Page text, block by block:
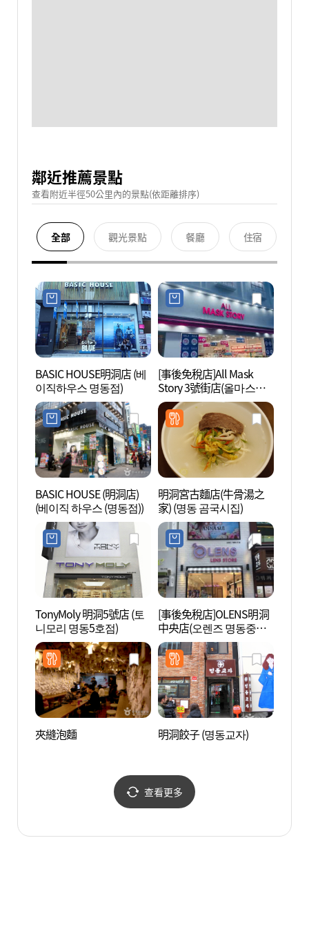
鄰近推薦景點
查看附近半徑50公里內的景點(依距離排序)
全部 觀光景點 餐廳 住宿
BASIC HOUSE明洞店 (베
이직하우스 명동점)
[事後免稅店]All Mask
Story 3號街店(올마스크
스토리 3번가점)
BASIC HOUSE (明洞店)
(베이직 하우스 (명동점))
明洞宮古麵店(牛骨湯之
家) (명동 곰국시집)
TonyMoly 明洞5號店 (토
니모리 명동5호점)
[事後免稅店]OLENS明洞
中央店(오렌즈 명동중앙
점)
夾縫泡麵 明洞餃子 (명동교자)
查看更多